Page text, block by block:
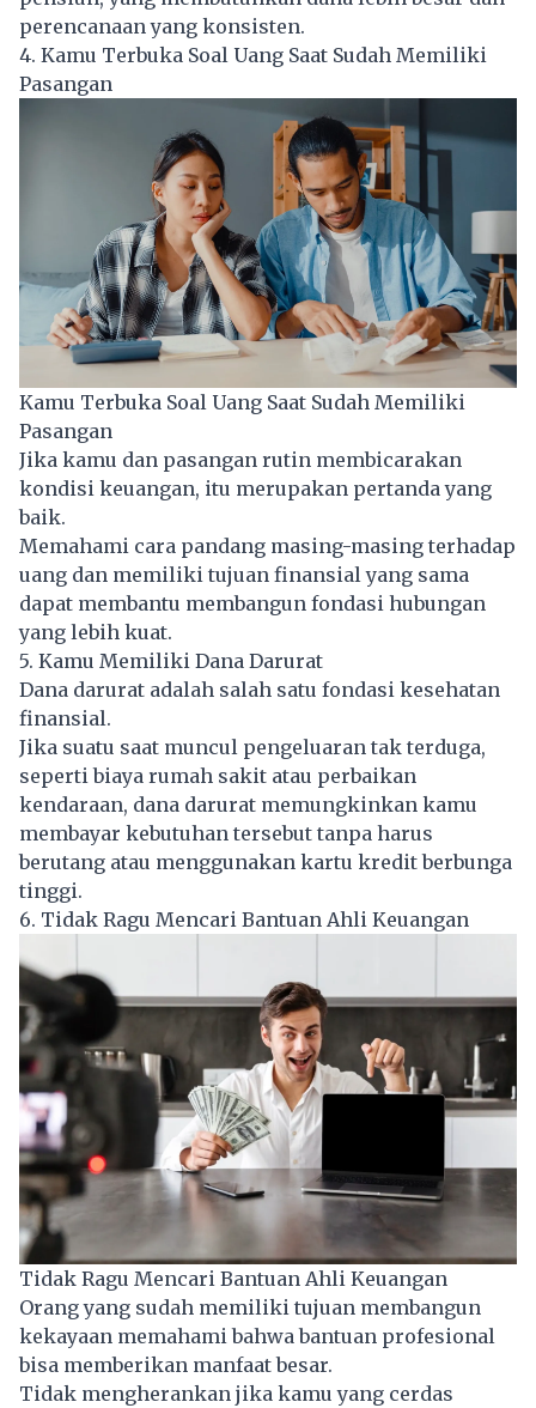
perencanaan yang konsisten.
4. Kamu Terbuka Soal Uang Saat Sudah Memiliki
Pasangan
Kamu Terbuka Soal Uang Saat Sudah Memiliki
Pasangan
Jika kamu dan pasangan rutin membicarakan
kondisi keuangan, itu merupakan pertanda yang
baik.
Memahami cara pandang masing-masing terhadap
uang dan memiliki tujuan finansial yang sama
dapat membantu membangun fondasi hubungan
yang lebih kuat.
5. Kamu Memiliki Dana Darurat
Dana darurat adalah salah satu fondasi kesehatan
finansial.
Jika suatu saat muncul pengeluaran tak terduga,
seperti biaya rumah sakit atau perbaikan
kendaraan, dana darurat memungkinkan kamu
membayar kebutuhan tersebut tanpa harus
berutang atau menggunakan kartu kredit berbunga
tinggi.
6. Tidak Ragu Mencari Bantuan Ahli Keuangan
Tidak Ragu Mencari Bantuan Ahli Keuangan
Orang yang sudah memiliki tujuan membangun
kekayaan memahami bahwa bantuan profesional
bisa memberikan manfaat besar.
Tidak mengherankan jika kamu yang cerdas